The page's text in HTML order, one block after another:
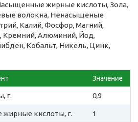
жирные кислоты, Зола,
волокна, Ненасыщеные
Калий, Фосфор, Магний,
Кремний, Алюминий, Йод,
Кобальт, Никель, Цинк,
Значение
г. 0,9
кислоты, г. 1